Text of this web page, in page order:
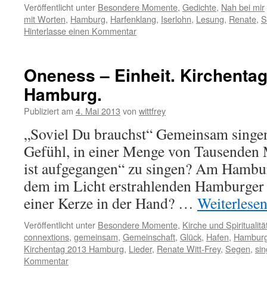
Veröffentlicht unter Besondere Momente, Gedichte, Nah bei mir
mit Worten, Hamburg, Harfenklang, Iserlohn, Lesung, Renate,
Hinterlasse einen Kommentar
Oneness – Einheit.
Hamburg.
Publiziert am 4. Mai 2013 von wittfrey
„Soviel Du brauchst“ Gemeinsam
Gefühl, in einer Menge von
ist aufgegangen“ zu singen? Am
dem im Licht erstrahlenden
einer Kerze in der Hand? …
Veröffentlicht unter Besondere Momente, Kirche und
connextions, gemeinsam, Gemeinschaft, Glück, Hafen,
Kirchentag 2013 Hamburg, Lieder, Renate Witt-Frey, Segen,
Kommentar